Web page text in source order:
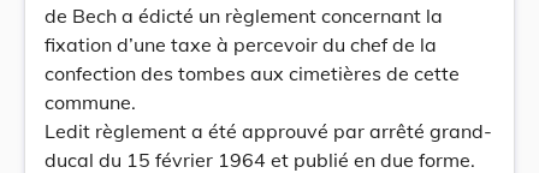
de Bech a édicté un règlement concernant la
fixation d’une taxe à percevoir du chef de la
confection des tombes aux cimetières de cette
commune.
Ledit règlement a été approuvé par arrêté grand-
ducal du 15 février 1964 et publié en due forme.